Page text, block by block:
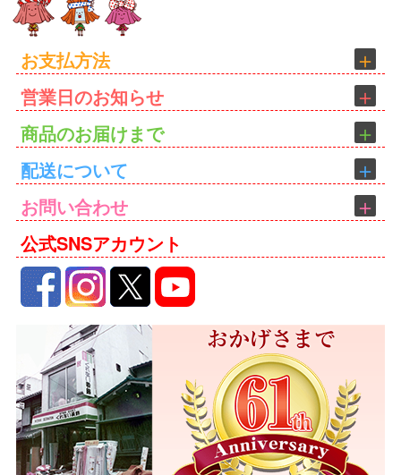
お支払方法
営業日のお知らせ
商品のお届けまで
配送について
お問い合わせ
公式SNSアカウント